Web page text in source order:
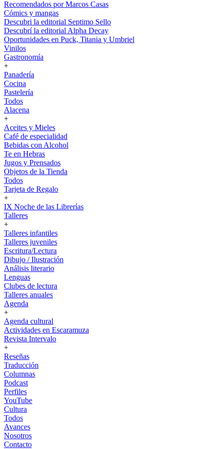
Recomendados por Marcos Casas
Cómics y mangas
Descubri la editorial Septimo Sello
Descubrí la editorial Alpha Decay
Oportunidades en Puck, Titania y Umbriel
Vinilos
Gastronomía
+
Panadería
Cocina
Pastelería
Todos
Alacena
+
Aceites y Mieles
Café de especialidad
Bebidas con Alcohol
Te en Hebras
Jugos y Prensados
Objetos de la Tienda
Todos
Tarjeta de Regalo
+
IX Noche de las Librerías
Talleres
+
Talleres infantiles
Talleres juveniles
Escritura/Lectura
Dibujo / Ilustración
Análisis literario
Lenguas
Clubes de lectura
Talleres anuales
Agenda
+
Agenda cultural
Actividades en Escaramuza
Revista Intervalo
+
Reseñas
Traducción
Columnas
Podcast
Perfiles
YouTube
Cultura
Todos
Avances
Nosotros
Contacto